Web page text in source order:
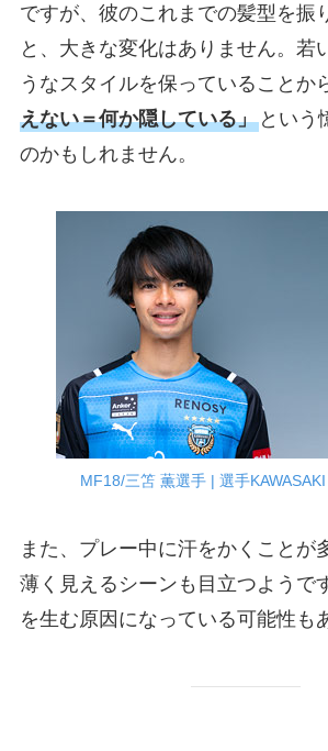
ですが、彼のこれまでの髪型を振
と、大きな変化はありません。若
うなスタイルを保っていることか
えない＝何か隠している」という
のかもしれません。
MF18/三笘 薫選手 | 選手
また、プレー中に汗をかくことが
薄く見えるシーンも目立つようで
を生む原因になっている可能性も